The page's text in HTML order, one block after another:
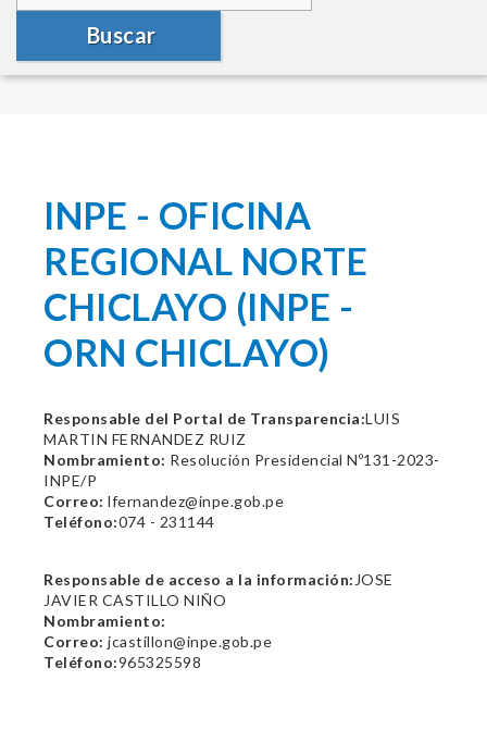
Buscar
INPE - OFICINA
REGIONAL NORTE
CHICLAYO (INPE -
ORN CHICLAYO)
Responsable del Portal de Transparencia:LUIS
MARTIN FERNANDEZ RUIZ
Nombramiento: Resolución Presidencial Nº131-2023-
INPE/P
Correo: lfernandez@inpe.gob.pe
Teléfono:074 - 231144
Responsable de acceso a la información: JOSE
JAVIER CASTILLO NIÑO
Nombramiento:
Correo: jcastillon@inpe.gob.pe
Teléfono:965325598